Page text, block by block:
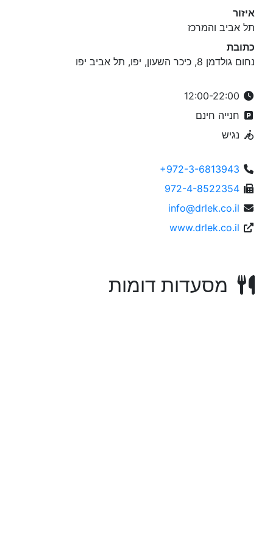
איזור
תל אביב והמרכז
כתובת
נחום גולדמן 8, כיכר השעון, יפו, תל אביב יפו
חנייה חינם
נגיש
+972-3-6813943
972-4-8522354
info@drlek.co.il
www.drlek.co.il
מסעדות דומות